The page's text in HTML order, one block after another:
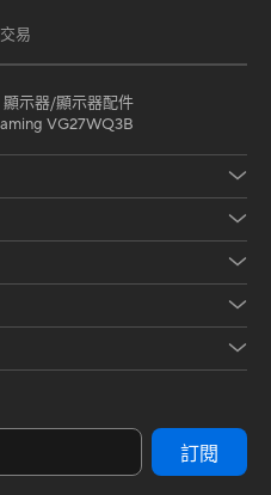
易
顯示器/顯示器配件
VG27WQ3B
訂閱